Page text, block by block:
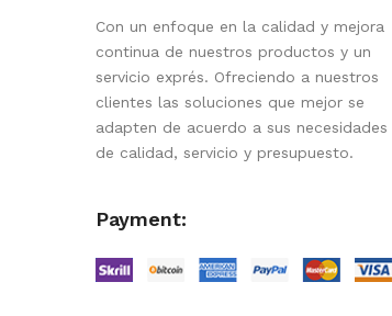
Con un enfoque en la calidad y mejora
continua de nuestros productos y un
servicio exprés. Ofreciendo a nuestros
clientes las soluciones que mejor se
adapten de acuerdo a sus necesidades
de calidad, servicio y presupuesto.
Payment: